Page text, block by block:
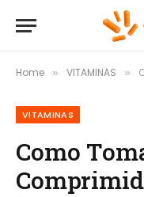
Home » VITAMINAS »
VITAMINAS
Como